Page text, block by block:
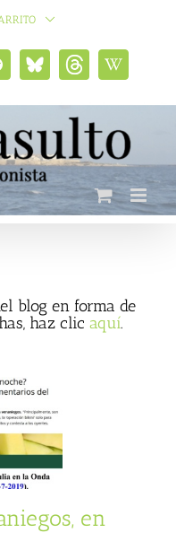
Bluesky
social
ThreadsWikipedia
blog en forma de
haz clic aquí.
en